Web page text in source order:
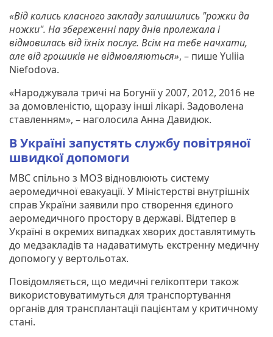
«Від колись класного закладу залишились "рожки да
ножки". На збереженні пару днів пролежала і
відмовилась від їхніх послуг. Всім на тебе начхати,
але від грошиків не відмовляються», – пише Yuliia
Niefodova.
«Народжувала тричі на Богунії у 2007, 2012, 2016 не
за домовленістю, щоразу інші лікарі. Задоволена
ставленням», – наголосила Анна Давидюк.
В Україні запустять службу повітряної
швидкої допомоги
МВС спільно з МОЗ відновлюють систему
аеромедичної евакуації. У Міністерстві внутрішніх
справ України заявили про створення єдиного
аеромедичного простору в державі. Відтепер в
Україні в окремих випадках хворих доставлятимуть
до медзакладів та надаватимуть екстренну медичну
допомогу у вертольотах.
Повідомляється, що медичні гелікоптери також
використовуватимуться для транспортування
органів для трансплантації пацієнтам у критичному
стані.